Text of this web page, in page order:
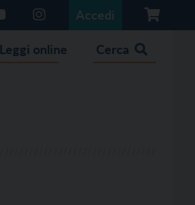
Accedi
Leggi online Cerca